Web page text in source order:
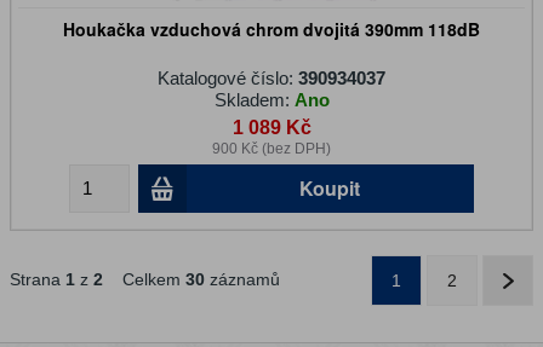
Houkačka vzduchová chrom dvojitá 390mm 118dB
Katalogové číslo: 390934037
Skladem: Ano
1 089 Kč
900 Kč (bez DPH)
Koupit
Strana 1 z 2 Celkem 30 záznamů 1 2